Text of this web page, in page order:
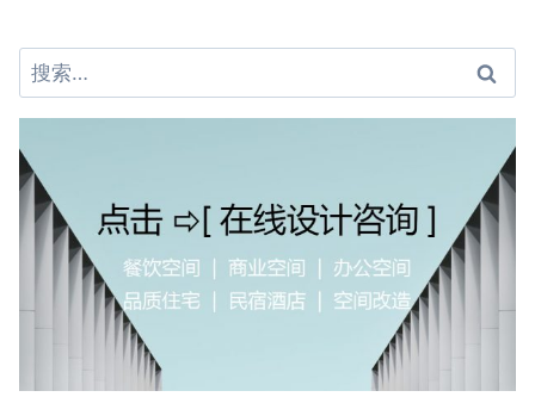
搜
索：